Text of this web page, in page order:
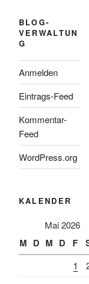
BLOG-
VERWALTUN
G
Anmelden
Eintrags-Feed
Kommentar-
Feed
WordPress.org
KALENDER
Mai 2026
M D M D F
1